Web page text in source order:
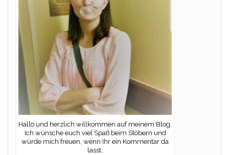
Hallo und herzlich willkommen auf meinem Blog.
Ich wünsche euch viel Spaß beim Stöbern und
würde mich freuen, wenn Ihr ein Kommentar da
lasst.